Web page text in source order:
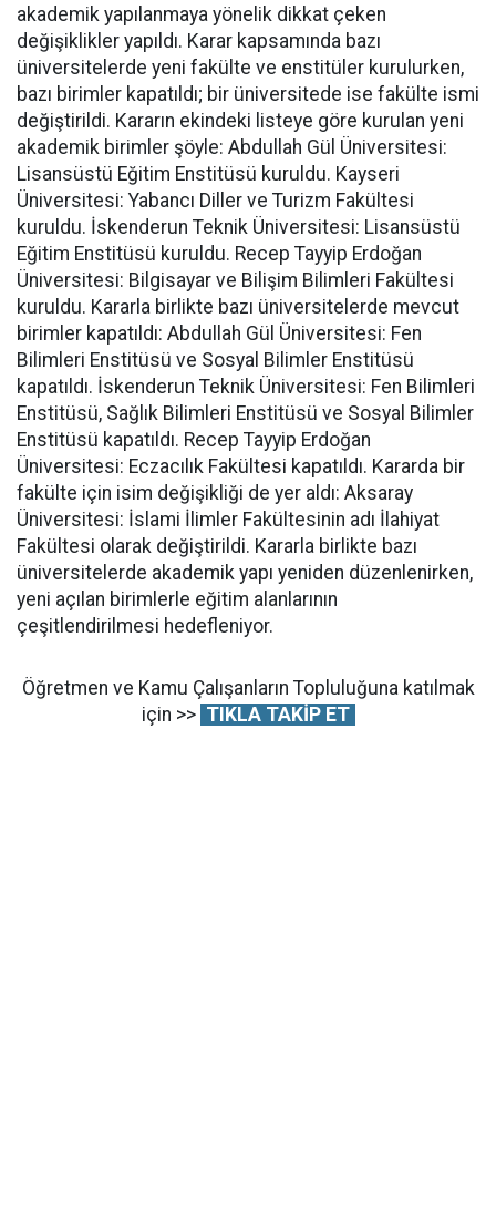
akademik yapılanmaya yönelik dikkat çeken
değişiklikler yapıldı. Karar kapsamında bazı
üniversitelerde yeni fakülte ve enstitüler kurulurken,
bazı birimler kapatıldı; bir üniversitede ise fakülte ismi
değiştirildi. Kararın ekindeki listeye göre kurulan yeni
akademik birimler şöyle: Abdullah Gül Üniversitesi:
Lisansüstü Eğitim Enstitüsü kuruldu. Kayseri
Üniversitesi: Yabancı Diller ve Turizm Fakültesi
kuruldu. İskenderun Teknik Üniversitesi: Lisansüstü
Eğitim Enstitüsü kuruldu. Recep Tayyip Erdoğan
Üniversitesi: Bilgisayar ve Bilişim Bilimleri Fakültesi
kuruldu. Kararla birlikte bazı üniversitelerde mevcut
birimler kapatıldı: Abdullah Gül Üniversitesi: Fen
Bilimleri Enstitüsü ve Sosyal Bilimler Enstitüsü
kapatıldı. İskenderun Teknik Üniversitesi: Fen Bilimleri
Enstitüsü, Sağlık Bilimleri Enstitüsü ve Sosyal Bilimler
Enstitüsü kapatıldı. Recep Tayyip Erdoğan
Üniversitesi: Eczacılık Fakültesi kapatıldı. Kararda bir
fakülte için isim değişikliği de yer aldı: Aksaray
Üniversitesi: İslami İlimler Fakültesinin adı İlahiyat
Fakültesi olarak değiştirildi. Kararla birlikte bazı
üniversitelerde akademik yapı yeniden düzenlenirken,
yeni açılan birimlerle eğitim alanlarının
çeşitlendirilmesi hedefleniyor.
Öğretmen ve Kamu Çalışanların Topluluğuna katılmak
için >> TIKLA TAKİP ET